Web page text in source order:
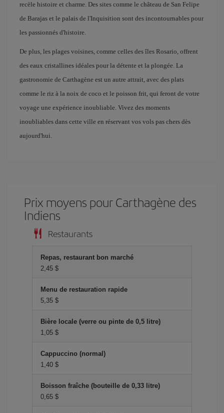
recèle histoire et charme. Des sites comme le château de San Felipe
de Barajas et le palais de l'Inquisition sont des incontournables pour
les passionnés d'histoire.
De plus, les plages voisines, comme celles des îles Rosario, offrent
des eaux cristallines idéales pour la détente et la plongée. La
gastronomie de Carthagène est un autre attrait, avec des plats
comme le riz à la noix de coco et le poisson frit, qui feront de votre
voyage une expérience inoubliable. Vivez des moments
inoubliables dans cette ville en réservant vos vols pas chers dès
aujourd'hui.
Prix ​​moyens pour Carthagène des
Indiens
Restaurants
Repas, restaurant bon marché
2,45 $
Menu de restauration rapide
5,35 $
Bière locale (verre ou pinte de 0,5 litre)
1,05 $
Cappuccino (normal)
1,40 $
Boisson fraîche (bouteille de 0,33 litre)
0,65 $